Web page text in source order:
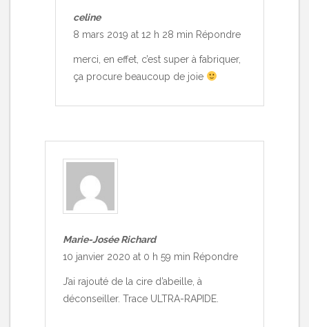
celine
8 mars 2019 at 12 h 28 min Répondre
merci, en effet, c’est super à fabriquer,
ça procure beaucoup de joie
Marie-Josée Richard
10 janvier 2020 at 0 h 59 min Répondre
J’ai rajouté de la cire d’abeille, à
déconseiller. Trace ULTRA-RAPIDE.